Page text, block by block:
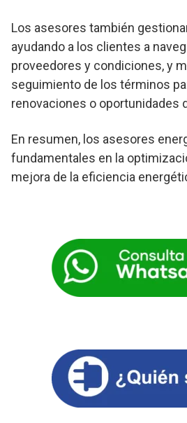
Los asesores también
ayudando a los clientes a
proveedores y condiciones, y
seguimiento de los términos
renovaciones o oportunidades
En resumen, los asesores
fundamentales en la
mejora de la eficiencia